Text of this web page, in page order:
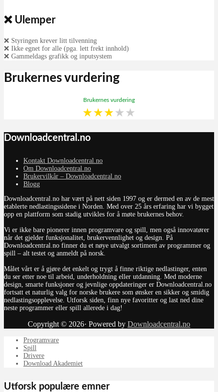
❌ Ulemper
❌ Styringen krever litt tilvenning
❌ Ikke egnet for alle (pga. lett frekt innhold)
❌ Gammeldags grafikk og inputsystem
Brukernes vurdering
Brukernes vurdering
★★★★★
Downloadcentral.no
Kontakt Downloadcentral.no
Om Downloadcentral.no
Brukervilkår – Downloadcentral.no
Blogg
Downloadcentral.no har vært på nett siden 1997 og er dermed en av de mest
etablerte nedlastingssidene i Norden. Med over 25 års erfaring har vi bygget
opp en plattform som stadig utvikles for å møte brukernes behov.
Vi er ikke bare pionerer innen programvare og spill, men også innovatører
når det gjelder funksjonalitet, brukervennlighet og design. På
Downloadcentral.no finner du et nøye utvalgt sortiment av programmer og
spill – alt testet og anmeldt på norsk.
Målet vårt er å gjøre det enkelt og trygt å finne riktige nedlastinger, enten
du ser etter noe til arbeid, underholdning eller utdanning. Med moderne
design, smarte funksjoner og jevnlige oppdateringer er Downloadcentral.no
fortsatt et naturlig valg for norske brukere som ønsker en sikker og smidig
nedlastingsopplevelse. Utforsk siden, finn nye favoritter og last ned dine
neste programmer eller spill allerede i dag!
Copyright © 2026· Powered by Downloadcentral.no
Programvare
Spill
Drivere
Download Akademiet
Utforsk populære emner